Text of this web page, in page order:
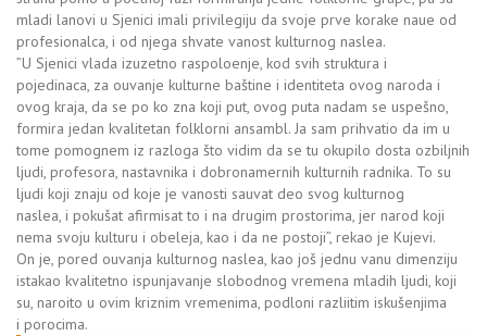
mladi lanovi u Sjenici imali privilegiju da svoje prve korake naue od
profesionalca, i od njega shvate vanost kulturnog naslea.
”U Sjenici vlada izuzetno raspoloenje, kod svih struktura i
pojedinaca, za ouvanje kulturne baštine i identiteta ovog naroda i
ovog kraja, da se po ko zna koji put, ovog puta nadam se uspešno,
formira jedan kvalitetan folklorni ansambl. Ja sam prihvatio da im u
tome pomognem iz razloga što vidim da se tu okupilo dosta ozbiljnih
ljudi, profesora, nastavnika i dobronamernih kulturnih radnika. To su
ljudi koji znaju od koje je vanosti sauvat deo svog kulturnog
naslea, i pokušat afirmisat to i na drugim prostorima, jer narod koji
nema svoju kulturu i obeleja, kao i da ne postoji”, rekao je Kujevi.
On je, pored ouvanja kulturnog naslea, kao još jednu vanu dimenziju
istakao kvalitetno ispunjavanje slobodnog vremena mladih ljudi, koji
su, naroito u ovim kriznim vremenima, podloni razliitim iskušenjima
i porocima.